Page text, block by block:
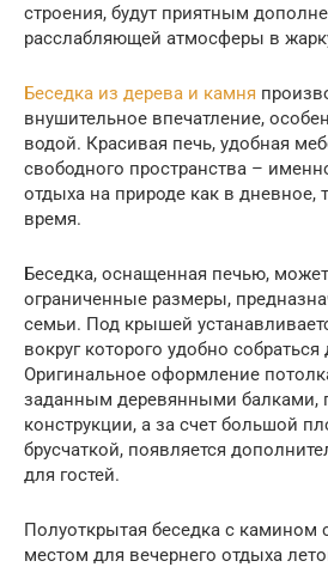
строения, будут приятным
расслабляющей атмосферы в
Беседка из дерева и камня
внушительное впечатление,
водой. Красивая печь, удобная
свободного пространства –
отдыха на природе как в дневное,
время.
Беседка, оснащенная печью,
ограниченные размеры,
семьи. Под крышей
вокруг которого удобно
Оригинальное оформление
заданным деревянными балками,
конструкции, а за счет большой
брусчаткой, появляется
для гостей.
Полуоткрытая беседка с камином
местом для вечернего отдыха